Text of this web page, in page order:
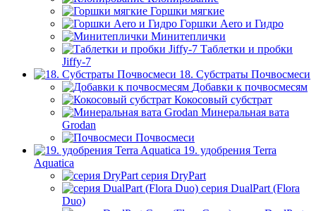
Горшки мягкие
Горшки Aero и Гидро
Минитеплички
Таблетки и пробки
Jiffy-7
18. Субстраты Почвосмеси
Добавки к почвосмесям
Кокосовый субстрат
Минеральная вата
Grodan
Почвосмеси
19. удобрения Terra
Aquatica
серия DryPart
серия DualPart (Flora
Duo)